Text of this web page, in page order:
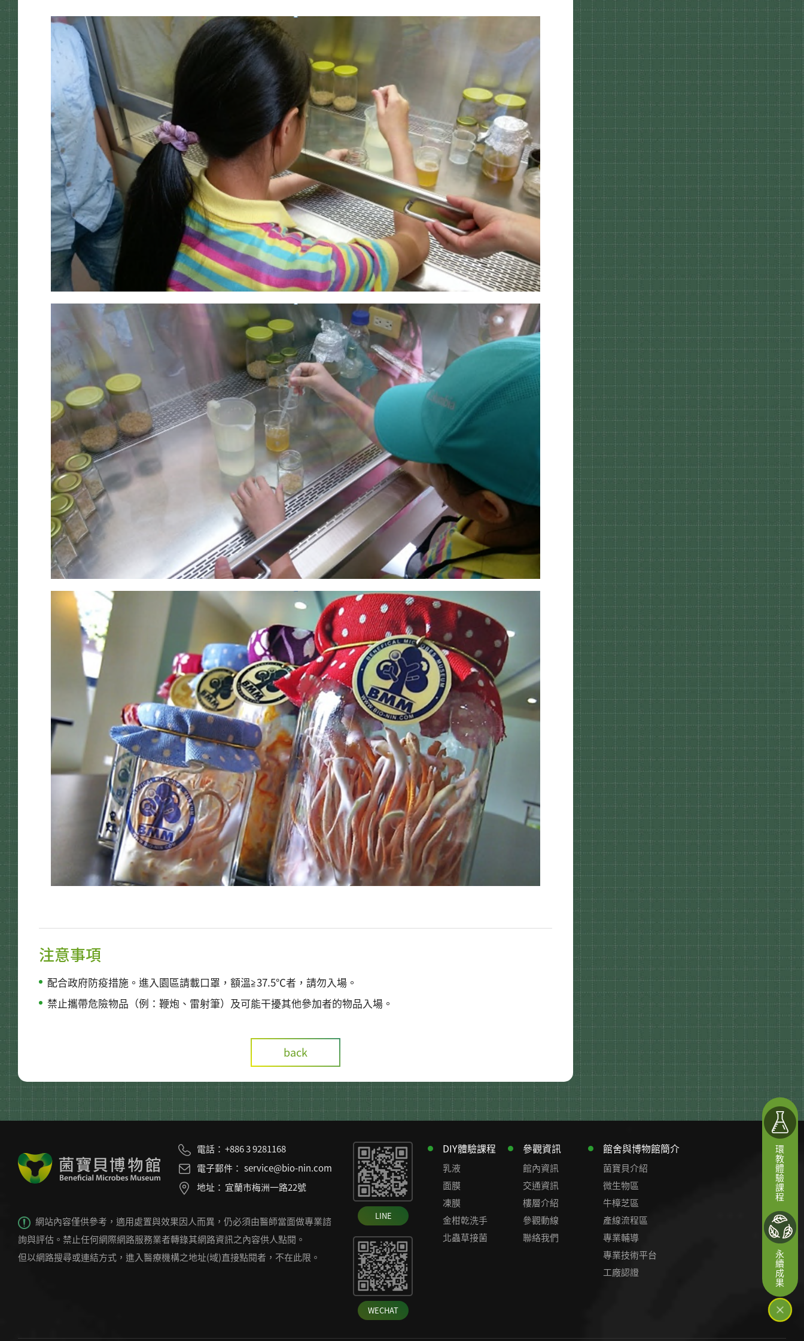
注意事項
配合政府防疫措施。進入園區請載口罩，額溫≧37.5℃者，請勿入場。
禁止攜帶危險物品（例：鞭炮、雷射筆）及可能干擾其他參加者的物品入場。
back
電話： +886 3 9281168
電子郵件： service@bio-nin.com
地址： 宜蘭市梅洲一路22號
網站內容僅供參考，適用處置與效果因人而異，仍必須由醫師當面做專業諮
詢與評估。禁止任何網際網路服務業者轉錄其網路資訊之內容供人點閱。
但以網路搜尋或連結方式，進入醫療機構之地址(域)直接點閱者，不在此限。
LINE
WECHAT
DIY體驗課程
乳液
面膜
凍膜
金柑乾洗手
北蟲草接菌
參觀資訊
館內資訊
交通資訊
樓層介紹
參觀動線
聯絡我們
館舍與博物館簡介
菌寶貝介紹
微生物區
牛樟芝區
產線流程區
專業輔導
專業技術平台
工廠認證
環教體驗課程
永續成果